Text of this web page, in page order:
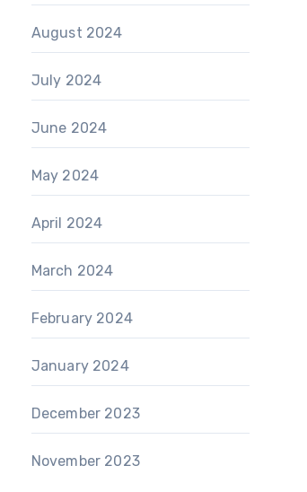
August 2024
July 2024
June 2024
May 2024
April 2024
March 2024
February 2024
January 2024
December 2023
November 2023